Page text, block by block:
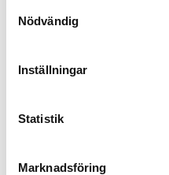
Nödvändig
Inställningar
Statistik
Marknadsföring